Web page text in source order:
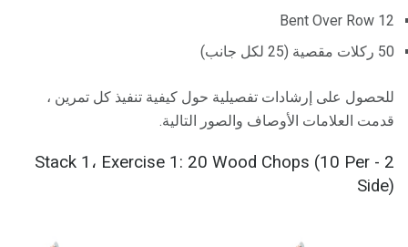
12 Bent Over Row
50 ركلات مقصية (25 لكل جانب)
للحصول على إرشادات تفصيلية حول كيفية تنفيذ كل تمرين ،
قدمت العلامات الأوصاف والصور التالية.
2 - Stack 1، Exercise 1: 20 Wood Chops (10 Per
Side)